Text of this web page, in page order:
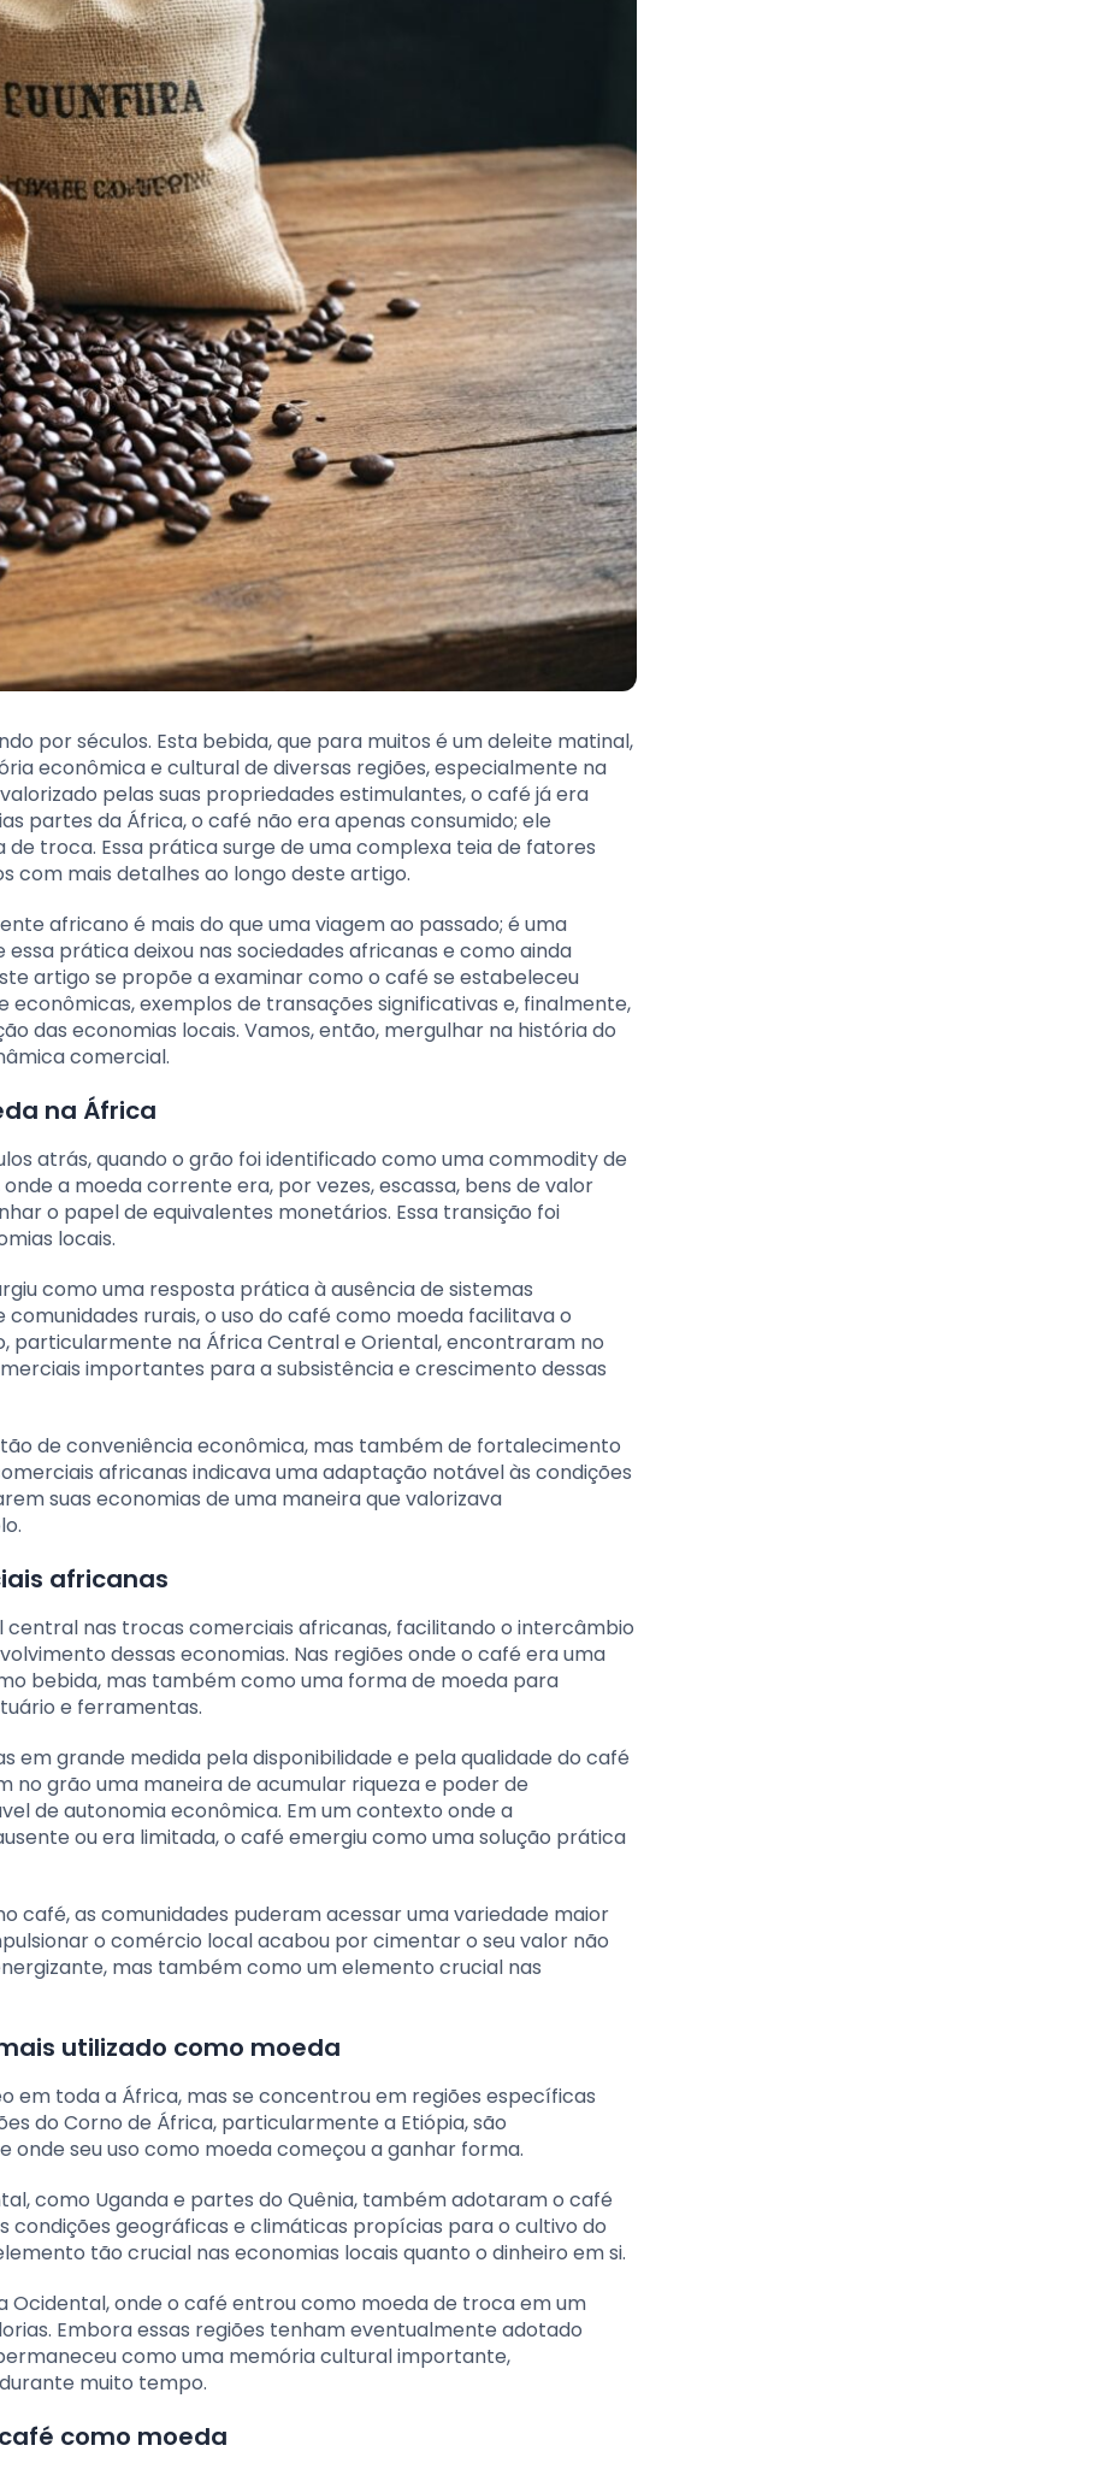
por séculos. Esta bebida, que para muitos é um deleite matinal,
econômica e cultural de diversas regiões, especialmente na
pelas suas propriedades estimulantes, o café já era
partes da África, o café não era apenas consumido; ele
troca. Essa prática surge de uma complexa teia de fatores
com mais detalhes ao longo deste artigo.
africano é mais do que uma viagem ao passado; é uma
prática deixou nas sociedades africanas e como ainda
artigo se propõe a examinar como o café se estabeleceu
econômicas, exemplos de transações significativas e, finalmente,
das economias locais. Vamos, então, mergulhar na história do
comercial.
na África
atrás, quando o grão foi identificado como uma commodity de
a moeda corrente era, por vezes, escassa, bens de valor
o papel de equivalentes monetários. Essa transição foi
locais.
como uma resposta prática à ausência de sistemas
rurais, o uso do café como moeda facilitava o
particularmente na África Central e Oriental, encontraram no
importantes para a subsistência e crescimento dessas
de conveniência econômica, mas também de fortalecimento
africanas indicava uma adaptação notável às condições
suas economias de uma maneira que valorizava
africanas
nas trocas comerciais africanas, facilitando o intercâmbio
dessas economias. Nas regiões onde o café era uma
bebida, mas também como uma forma de moeda para
e ferramentas.
em grande medida pela disponibilidade e pela qualidade do café
grão uma maneira de acumular riqueza e poder de
de autonomia econômica. Em um contexto onde a
ou era limitada, o café emergiu como uma solução prática
café, as comunidades puderam acessar uma variedade maior
o comércio local acabou por cimentar o seu valor não
mas também como um elemento crucial nas
utilizado como moeda
em toda a África, mas se concentrou em regiões específicas
do Corno de África, particularmente a Etiópia, são
seu uso como moeda começou a ganhar forma.
como Uganda e partes do Quênia, também adotaram o café
condições geográficas e climáticas propícias para o cultivo do
tão crucial nas economias locais quanto o dinheiro em si.
onde o café entrou como moeda de troca em um
Embora essas regiões tenham eventualmente adotado
como uma memória cultural importante,
muito tempo.
como moeda